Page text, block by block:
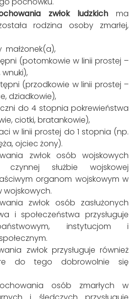
zwłok ludzkich ma
rodzina osoby zmarłej,
małżonek(a),
(potomkowie w linii prostej –
(przodkowie w linii prostej –
dziadkowie),
do 4 stopnia pokrewieństwa
ciotki, bratankowie),
w linii prostej do 1 stopnia (np.
ojciec żony).
zwłok osób wojskowych
służbie wojskowej
organom wojskowym w
wojskowych.
zwłok osób zasłużonych
i społeczeństwa przysługuje
instytucjom i
zwłok przysługuje również
do tego dobrowolnie się
osób zmarłych w